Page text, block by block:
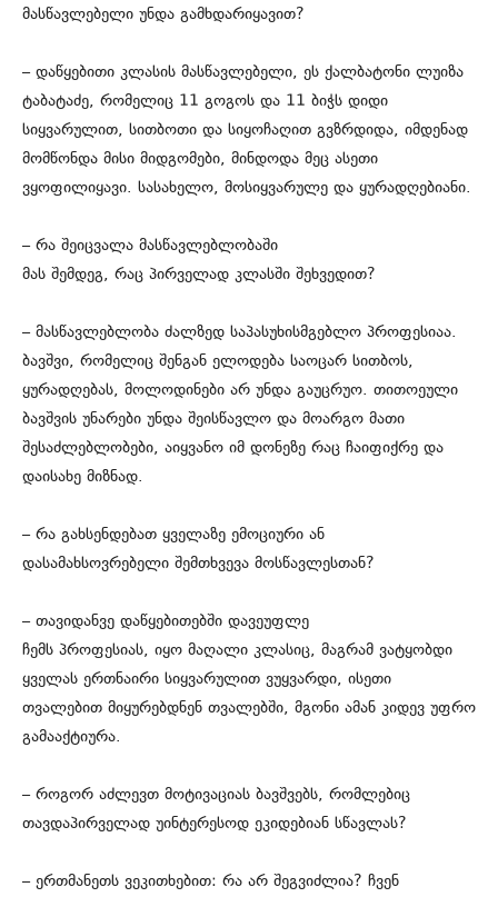
მასწავლებელი უნდა გამხდარიყავით?
– დაწყებითი კლასის მასწავლებელი, ეს ქალბატონი ლუიზა
ტაბატაძე, რომელიც 11 გოგოს და 11 ბიჭს დიდი
სიყვარულით, სითბოთი და სიყოჩაღით გვზრდიდა, იმდენად
მომწონდა მისი მიდგომები, მინდოდა მეც ასეთი
ვყოფილიყავი. სასახელო, მოსიყვარულე და ყურადღებიანი.
– რა შეიცვალა მასწავლებლობაში
მას შემდეგ, რაც პირველად კლასში შეხვედით?
– მასწავლებლობა ძალზედ საპასუხისმგებლო პროფესიაა.
ბავშვი, რომელიც შენგან ელოდება საოცარ სითბოს,
ყურადღებას, მოლოდინები არ უნდა გაუცრუო. თითოეული
ბავშვის უნარები უნდა შეისწავლო და მოარგო მათი
შესაძლებლობები, აიყვანო იმ დონეზე რაც ჩაიფიქრე და
დაისახე მიზნად.
– ⁠რა გახსენდებათ ყველაზე ემოციური ან
დასამახსოვრებელი შემთხვევა მოსწავლესთან?
– თავიდანვე დაწყებითებში დავეუფლე
ჩემს პროფესიას, იყო მაღალი კლასიც, მაგრამ ვატყობდი
ყველას ერთნაირი სიყვარულით ვუყვარდი, ისეთი
თვალებით მიყურებდნენ თვალებში, მგონი ამან კიდევ უფრო
გამააქტიურა.
– როგორ აძლევთ მოტივაციას ბავშვებს, რომლებიც
თავდაპირველად უინტერესოდ ეკიდებიან სწავლას?
– ერთმანეთს ვეკითხებით: რა არ შეგვიძლია? ჩვენ